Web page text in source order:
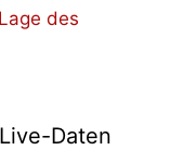
des
Daten